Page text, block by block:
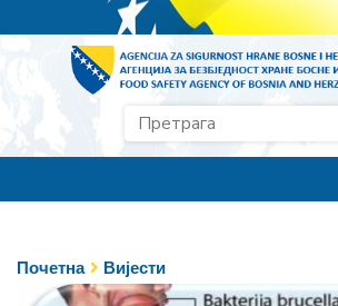
Почетна Вијести